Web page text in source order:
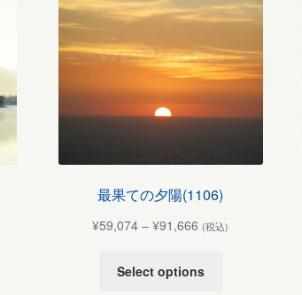
最果ての夕陽(1106)
¥59,074 –¥91,666 (税込)
Select options